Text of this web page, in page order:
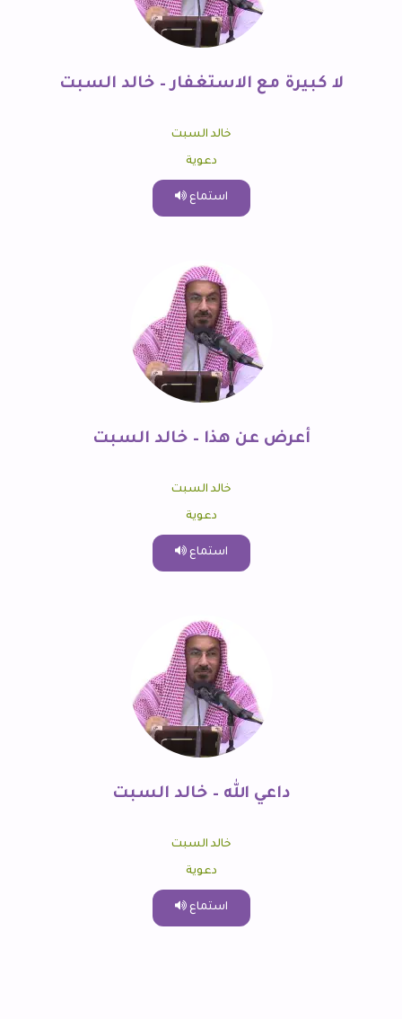
لا كبيرة مع الاستغفار – خالد السبت
خالد السبت
دعوية
استماع
أعرض عن هذا – خالد السبت
خالد السبت
دعوية
استماع
داعي الله – خالد السبت
خالد السبت
دعوية
استماع